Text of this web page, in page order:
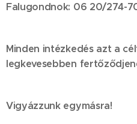
Falugondnok: 06 20/274-
Minden intézkedés azt a
legkevesebben
Vigyázzunk egymásra!